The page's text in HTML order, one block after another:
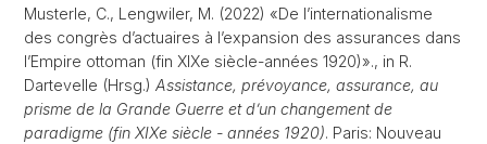
Musterle, C., Lengwiler, M. (2022) «De l’internationalisme
des congrès d’actuaires à l’expansion des assurances dans
l’Empire ottoman (fin XIXe siècle-années 1920)»., in R.
Dartevelle (Hrsg.) Assistance, prévoyance, assurance, au
prisme de la Grande Guerre et d’un changement de
paradigme (fin XIXe siècle - années 1920). Paris: Nouveau